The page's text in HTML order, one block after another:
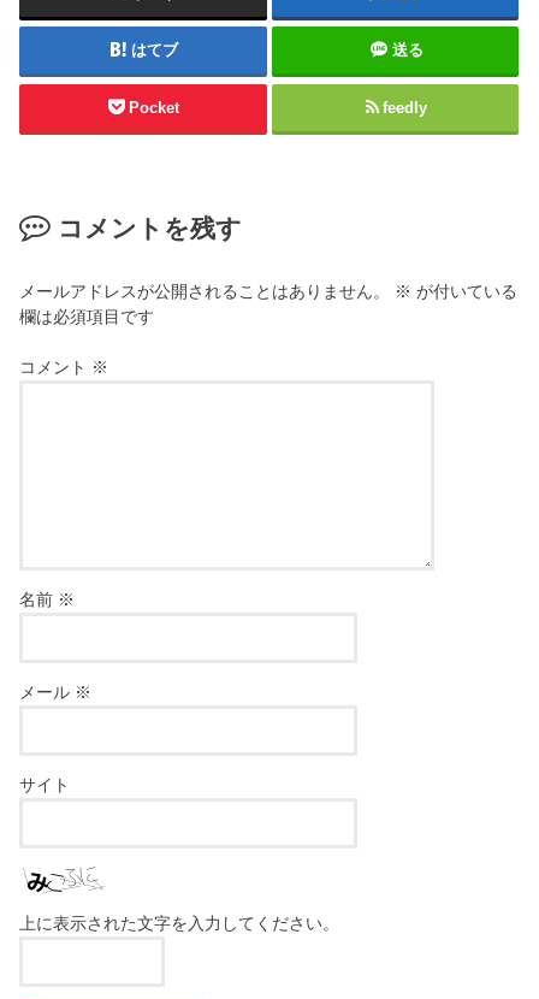
はてブ 送る
Pocket feedly
コメントを残す
メールアドレスが公開されることはありません。 ※ が付いている
欄は必須項目です
コメント ※
名前 ※
メール ※
サイト
上に表示された文字を入力してください。